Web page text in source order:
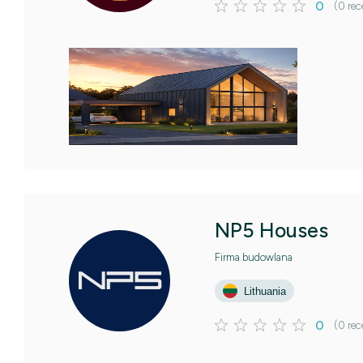
0 (0
NP5 Houses
Firma budowlana
Lithuania
0 (0